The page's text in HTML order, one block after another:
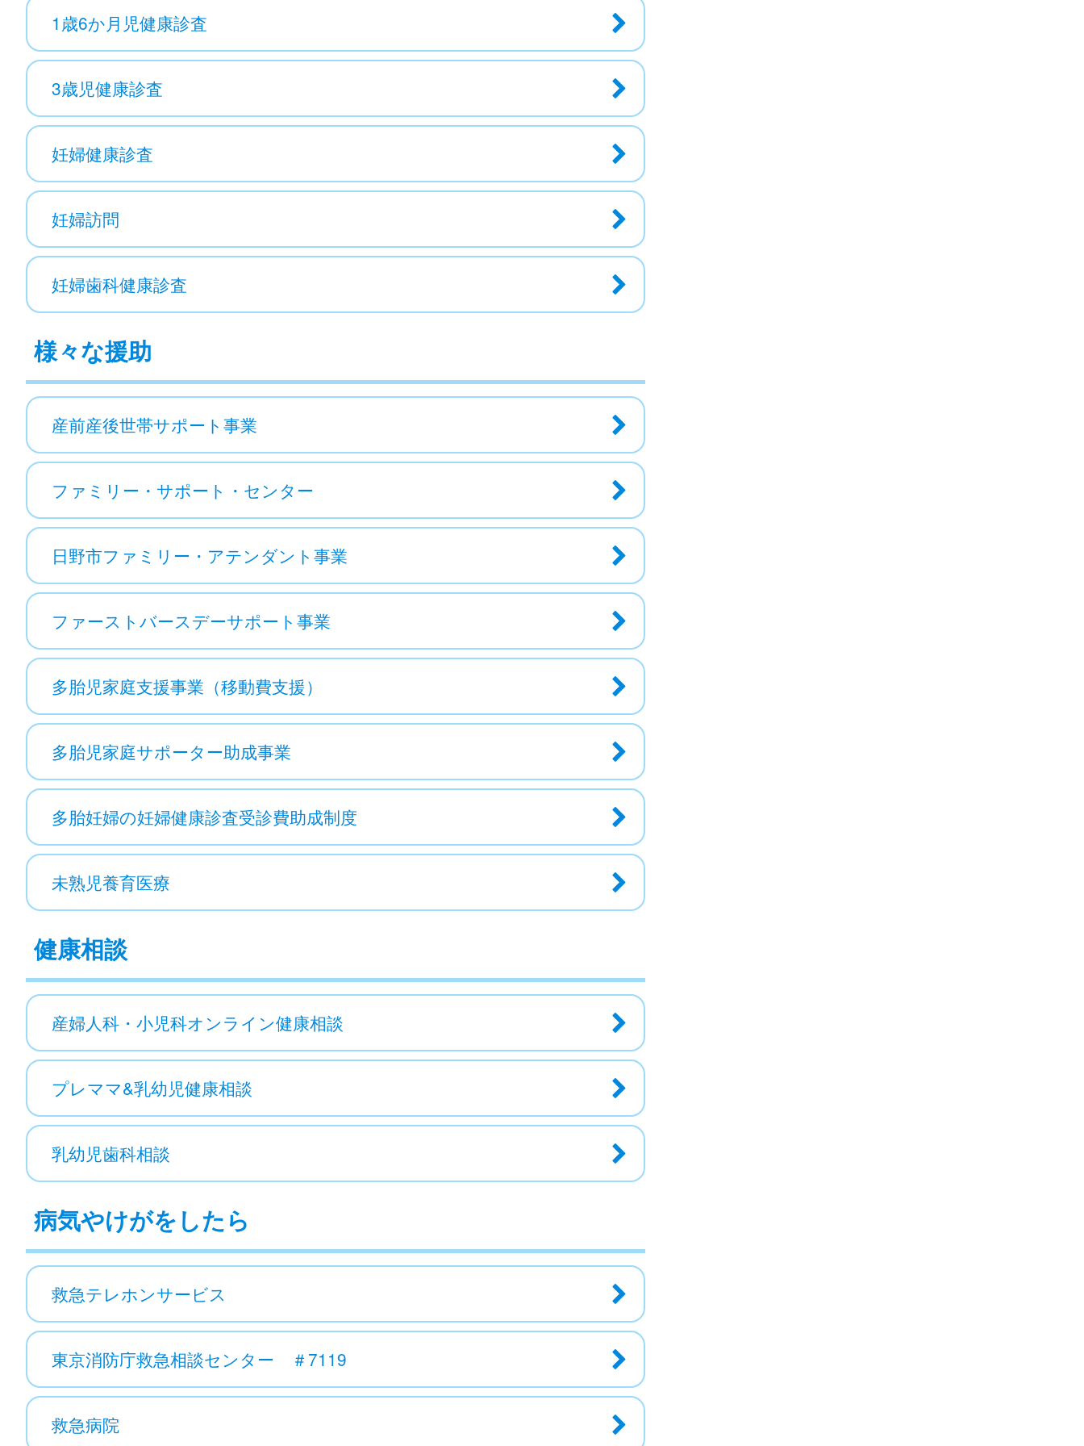
1歳6か月児健康診査
3歳児健康診査
妊婦健康診査
妊婦訪問
妊婦歯科健康診査
様々な援助
産前産後世帯サポート事業
ファミリー・サポート・センター
日野市ファミリー・アテンダント事業
ファーストバースデーサポート事業
多胎児家庭支援事業（移動費支援）
多胎児家庭サポーター助成事業
多胎妊婦の妊婦健康診査受診費助成制度
未熟児養育医療
健康相談
産婦人科・小児科オンライン健康相談
プレママ&乳幼児健康相談
乳幼児歯科相談
病気やけがをしたら
救急テレホンサービス
東京消防庁救急相談センター ＃7119
救急病院